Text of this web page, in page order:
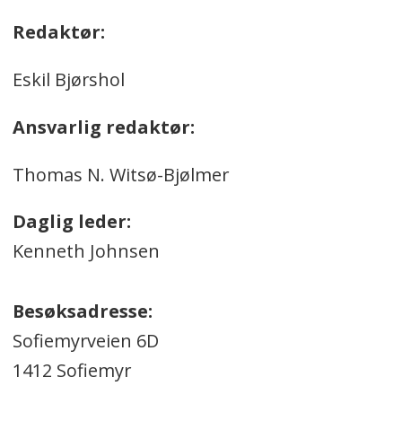
Redaktør:
Eskil Bjørshol
Ansvarlig redaktør:
Thomas N. Witsø-Bjølmer
Daglig leder:
Kenneth Johnsen
Besøksadresse:
Sofiemyrveien 6D
1412 Sofiemyr